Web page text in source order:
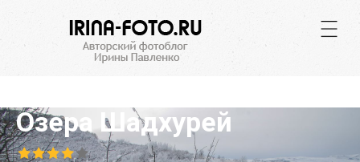
.
Озера Шадхурей